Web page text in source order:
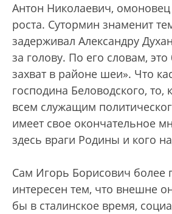
Антон Николаевич, омоновец
роста. Сутормин знаменит
задерживал Александру
за голову. По его словам,
захват в районе шеи». Что
господина Беловодского, то,
всем служащим
имеет свое окончательное
здесь враги Родины и кого
Сам Игорь Борисович более
интересен тем, что внешне
бы в сталинское время,